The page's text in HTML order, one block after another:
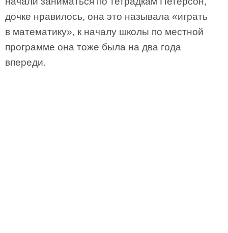
дочке нравилось, она это называла «играть
в математику», к началу школы по местной
программе она тоже была на два года
впереди.